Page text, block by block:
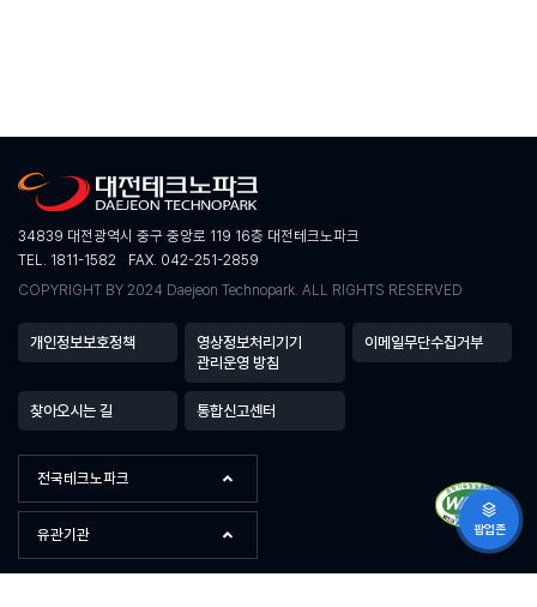
34839 대전광역시 중구 중앙로 119 16층 대전테크노파크
TEL. 1811-1582
FAX. 042-251-2859
COPYRIGHT BY 2024 Daejeon Technopark. ALL RIGHTS RESERVED
전국테크노파크
유관기관
개인정보보호정책
영상정보처리기기
관리운영 방침
이메일무단수집거부
찾아오시는 길 통합신고센터
팝업존